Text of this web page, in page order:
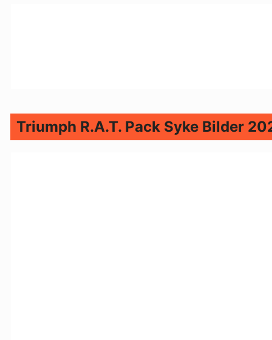
Triumph R.A.T. Pack Syke Bilder